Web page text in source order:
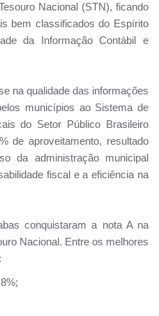
Nacional (STN), ficando
bem classificados do Espírito
da Informação Contábil e
na qualidade das informações
municípios ao Sistema de
do Setor Público Brasileiro
de aproveitamento, resultado
da administração municipal
fiscal e a eficiência na
conquistaram a nota A na
Nacional. Entre os melhores